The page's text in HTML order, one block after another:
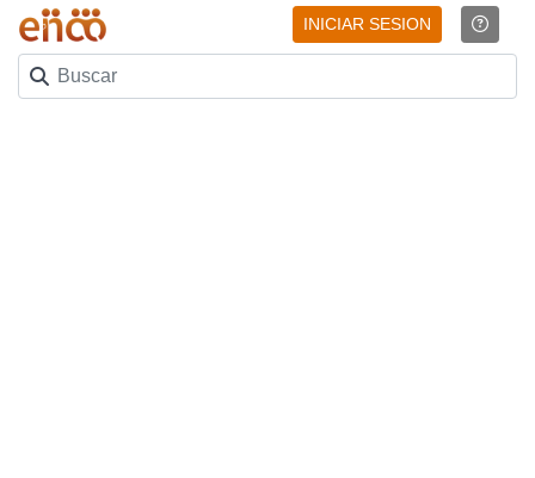
INICIAR SESION